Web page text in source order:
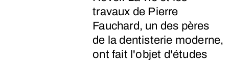
travaux de Pierre
Fauchard, un des pères
de la dentisterie moderne,
ont fait l'objet d'études